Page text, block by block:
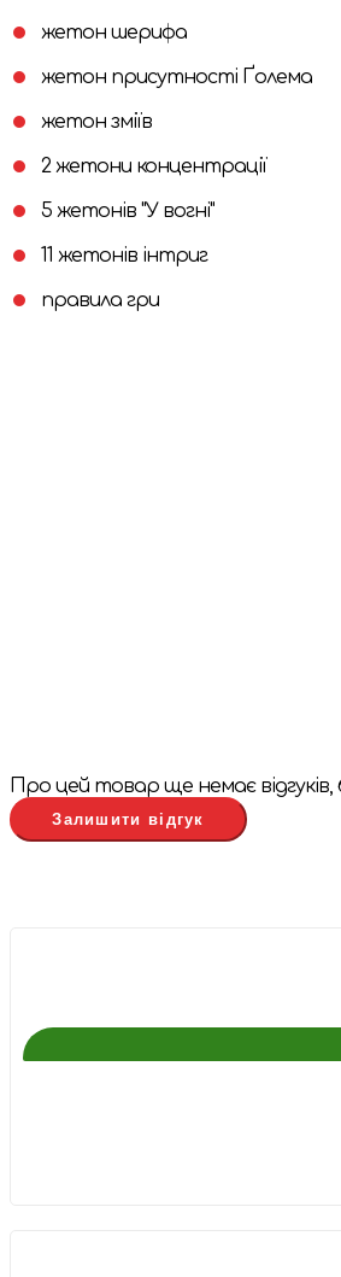
жетон шерифа
жетон присутності Ґолема
жетон зміїв
2 жетони концентрації
5 жетонів "У вогні"
11 жетонів інтриг
правила гри
Про цей товар ще немає
Залишити відгук